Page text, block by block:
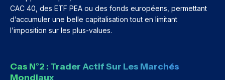
CAC 40, des ETF PEA ou des fonds européens, permettant
d’accumuler une belle capitalisation tout en limitant
l’imposition sur les plus-values.
Cas N°2 : Trader Actif Sur Les Marchés
Mondiaux